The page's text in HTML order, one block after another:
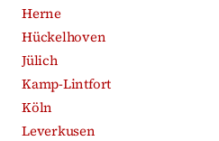
Herne
Hückelhoven
Jülich
Kamp-Lintfort
Köln
Leverkusen